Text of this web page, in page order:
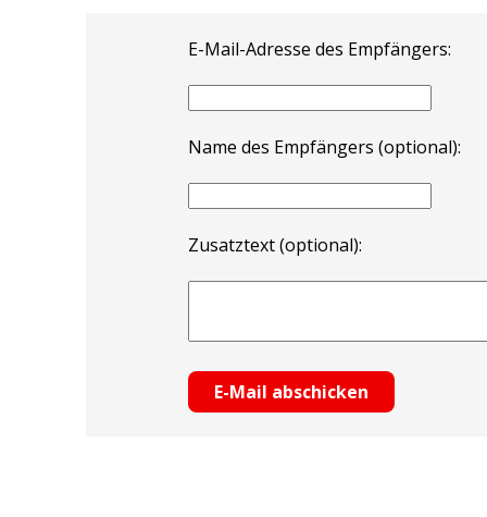
E-Mail-Adresse des Empfängers:
Name des Empfängers (optional):
Zusatztext (optional):